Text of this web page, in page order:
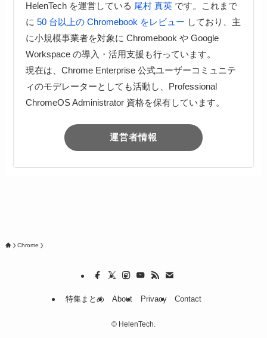
HelenTech を運営している 尾村 真英です。これまで
に 50 台以上の Chromebook をレビュー しており、主
に小規模事業者を対象に Chromebook や Google
Workspace の導入・活用支援も行っています。
現在は、Chrome Enterprise 公式ユーザーコミュニテ
ィのモデレーターとしても活動し、Professional
ChromeOS Administrator 資格を保有しています。
運営者情報
Chrome
特集まとめ About Privacy Contact
© HelenTech.